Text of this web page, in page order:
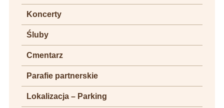
Koncerty
Śluby
Cmentarz
Parafie partnerskie
Lokalizacja – Parking